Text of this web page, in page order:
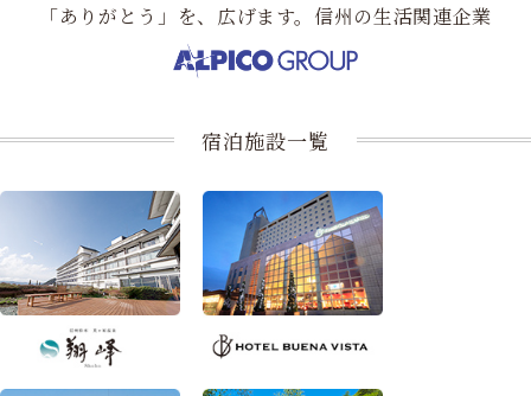
「ありがとう」を、広げます。信州の生活関連企業
宿泊施設一覧